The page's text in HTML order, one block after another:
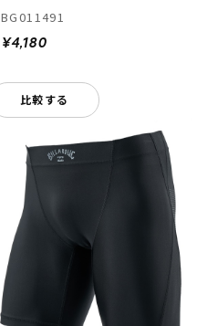
BG011491
¥4,180
比較する